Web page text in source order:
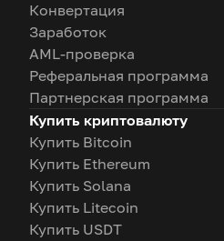
Конвертация
Заработок
AML-проверка
Реферальная программа
Партнерская программа
Купить криптовалюту
Купить Bitcoin
Купить Ethereum
Купить Solana
Купить Litecoin
Купить USDT